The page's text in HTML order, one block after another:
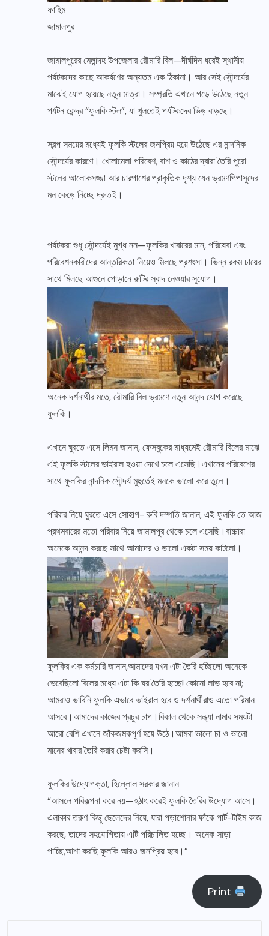
ফাহিম
জামালপুর
জামালপুরের মেলান্দহ উপজেলার রৌমারি বিল—দীর্ঘদিন ধরেই স্থানীয়
পর্যটকদের কাছে আকর্ষণের অন্যতম এক ঠিকানা। আর সেই সৌন্দর্যের
মাঝেই যোগ হয়েছে নতুন মাত্রা। সম্প্রতি এখানে গড়ে উঠেছে নতুন
পর্যটন কেন্দ্র “ফুলকি স্টল”, যা খুলতেই পর্যটকদের ভিড় বাড়ছে।
স্বল্প সময়ের মধ্যেই ফুলকি স্টলের জনপ্রিয় হয়ে উঠেছে এর নান্দনিক
সৌন্দর্যের কারণে। খোলামেলা পরিবেশ, বাশ ও কাঠের দ্বারা তৈরি পুরো
স্টলের আলোকসজ্জা আর চারপাশের প্রাকৃতিক দৃশ্য যেন ভ্রমণপিপাসুদের
মন কেড়ে নিচ্ছে দ্রুতই।
পর্যটকরা শুধু সৌন্দর্যেই মুগ্ধ নন—ফুলকির খাবারের মান, পরিষেবা এবং
পরিবেশনকারীদের আন্তরিকতা নিয়েও মিলছে প্রশংসা। ভিন্ন রকম চায়ের
সাথে মিলছে আগুনে পোড়ানে রুটির স্বাদ নেওয়ার সুযোগ।
অনেক দর্শনার্থীর মতে, রৌমারি বিল ভ্রমণে নতুন আনন্দ যোগ করেছে
ফুলকি।
এখানে ঘুরতে এসে লিমন জানান, ফেসবুকের মাধ্যমেই রৌমারি বিলের মাঝে
এই ফুলকি স্টলের ভাইরাল হওয়া দেখে চলে এসেছি।এখানের পরিবেশের
সাথে ফুলকির নান্দনিক সৌন্দর্য মুহুর্তেই মনকে ভালো করে তুলে।
পরিবার নিয়ে ঘুরতে এসে সোহাগ- রুবি দম্পতি জানান, এই ফুলকি তে আজ
প্রথমবারের মতো পরিবার নিয়ে জামালপুর থেকে চলে এসেছি।বাচ্চারা
অনেকে আনন্দ করছে সাথে আমাদের ও ভালো একটা সময় কাটলো।
ফুলকির এক কর্মচারি জানান,আমাদের যখন এটা তৈরি হচ্ছিলো অনেকে
ভেবেছিলো বিলের মধ্যে এটা কি ঘর তৈরি হচ্ছে! কোনো লাভ হবে না;
আমরাও ভাবিনি ফুলকি এভাবে ভাইরাল হবে ও দর্শনার্থীরাও এতো পরিমান
আসবে।আমাদের কাজের প্রচুর চাপ।বিকাল থেকে সন্ধ্যা নামার সময়টা
আরো বেশি এখানে জাঁকজমকপূর্ণ হয়ে উঠে।আমরা ভালো চা ও ভালো
মানের খাবার তৈরি করার চেষ্টা করসি।
ফুলকির উদ্যোগক্তা, হিল্লোল সরকার জানান
“আসলে পরিকল্পনা করে নয়—হঠাৎ করেই ফুলকি তৈরির উদ্যোগ আসে।
এলাকার তরুণ কিছু ছেলেদের নিয়ে, যারা পড়াশোনার ফাঁকে পার্ট-টাইম কাজ
করছে, তাদের সহযোগিতায় এটি পরিচালিত হচ্ছে। অনেক সাড়া
পাচ্ছি,আশা করছি ফুলকি আরও জনপ্রিয় হবে।”
Print